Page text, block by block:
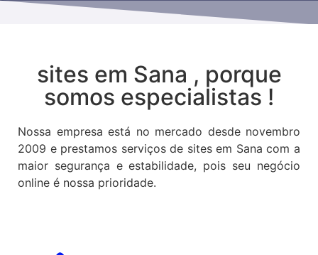
sites em Sana , porque
somos especialistas !
Nossa empresa está no mercado desde novembro
2009 e prestamos serviços de sites em Sana com a
maior segurança e estabilidade, pois seu negócio
online é nossa prioridade.